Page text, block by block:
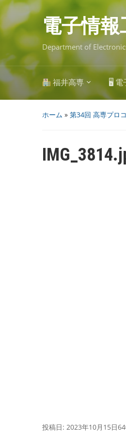
Skip
to
main
content 電子情
Department of
福井高専 🖥 電
ホーム » 第34回 高専プロ
投稿日: 2023年10月15日